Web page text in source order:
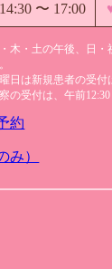
14:30 〜 17:00
木・土の午後、日・
日は新規患者の受付
の受付は、午前12:30
約
み）